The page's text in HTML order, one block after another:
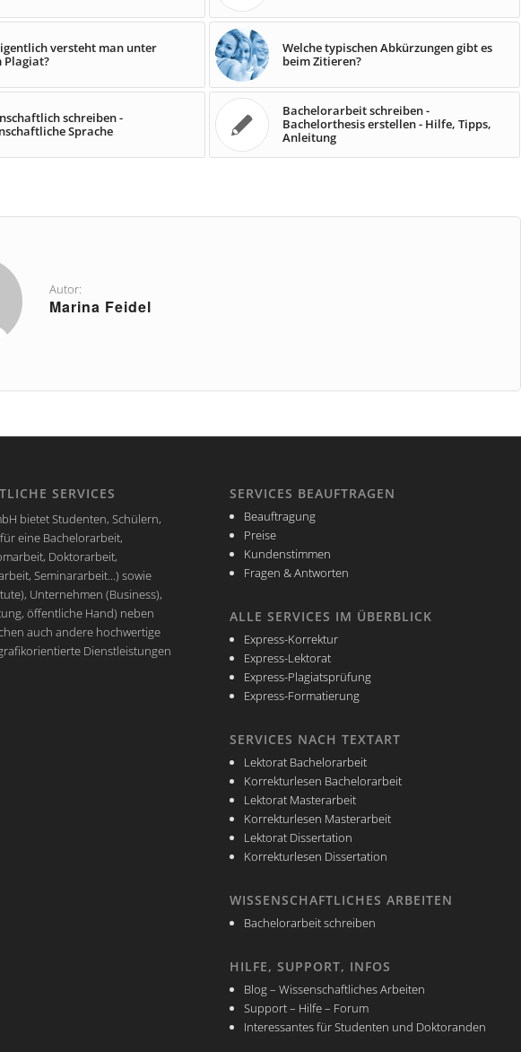
versteht man unter
Plagiat?
Welche typischen Abkürzungen gibt es
beim Zitieren?
schreiben -
Sprache
Bachelorarbeit schreiben -
Bachelorthesis erstellen - Hilfe, Tipps,
Anleitung
Autor:
Marina Feidel
SERVICES
bietet Studenten, Schülern,
eine Bachelorarbeit,
Doktorarbeit,
Seminararbeit...) sowie
Unternehmen (Business),
öffentliche Hand) neben
auch andere hochwertige
Dienstleistungen
SERVICES BEAUFTRAGEN
Beauftragung
Preise
Kundenstimmen
Fragen & Antworten
ALLE SERVICES IM ÜBERBLICK
Express-Korrektur
Express-Lektorat
Express-Plagiatsprüfung
Express-Formatierung
SERVICES NACH TEXTART
Lektorat Bachelorarbeit
Korrekturlesen Bachelorarbeit
Lektorat Masterarbeit
Korrekturlesen Masterarbeit
Lektorat Dissertation
Korrekturlesen Dissertation
WISSENSCHAFTLICHES ARBEITEN
Bachelorarbeit schreiben
HILFE, SUPPORT, INFOS
Blog – Wissenschaftliches Arbeiten
Support – Hilfe – Forum
Interessantes für Studenten und Doktoranden